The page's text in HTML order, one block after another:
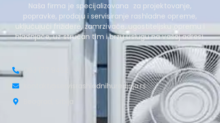
Naša firma je specijalizovana za projektovanje,
popravke, prodaju i servisiranje rashladne opreme,
uključujući frižidere, zamrzivače, ugostiteljsku opremu i
hladnjače, uz stručan tim i brzu uslugu na vašoj adresi.
kontakt@servisrashladnihuredjaja.rs